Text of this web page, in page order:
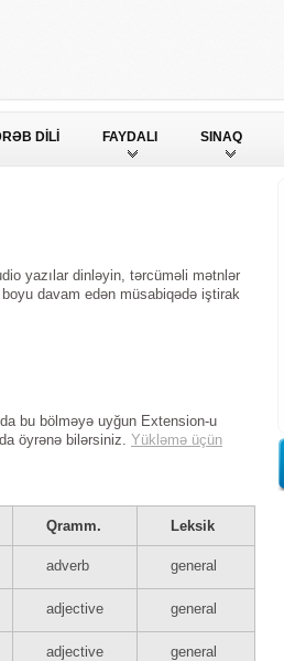
DİLİ FAYDALI SINAQ
yazılar dinləyin, tərcüməli mətnlər
davam edən müsabiqədə iştirak
bu bölməyə uyğun Extension-u
öyrənə bilərsiniz. Yükləmə üçün
Qramm. Leksik
adverb general
adjective general
adjective general